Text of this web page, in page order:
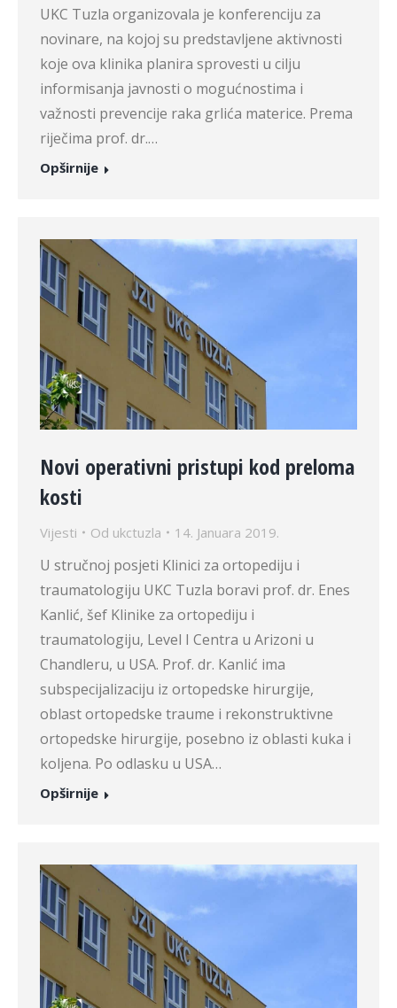
UKC Tuzla organizovala je konferenciju za
novinare, na kojoj su predstavljene aktivnosti
koje ova klinika planira sprovesti u cilju
informisanja javnosti o mogućnostima i
važnosti prevencije raka grlića materice. Prema
riječima prof. dr.…
Opširnije
Novi operativni pristupi kod preloma
kosti
Vijesti Od ukctuzla 14. Januara 2019.
U stručnoj posjeti Klinici za ortopediju i
traumatologiju UKC Tuzla boravi prof. dr. Enes
Kanlić, šef Klinike za ortopediju i
traumatologiju, Level I Centra u Arizoni u
Chandleru, u USA. Prof. dr. Kanlić ima
subspecijalizaciju iz ortopedske hirurgije,
oblast ortopedske traume i rekonstruktivne
ortopedske hirurgije, posebno iz oblasti kuka i
koljena. Po odlasku u USA…
Opširnije